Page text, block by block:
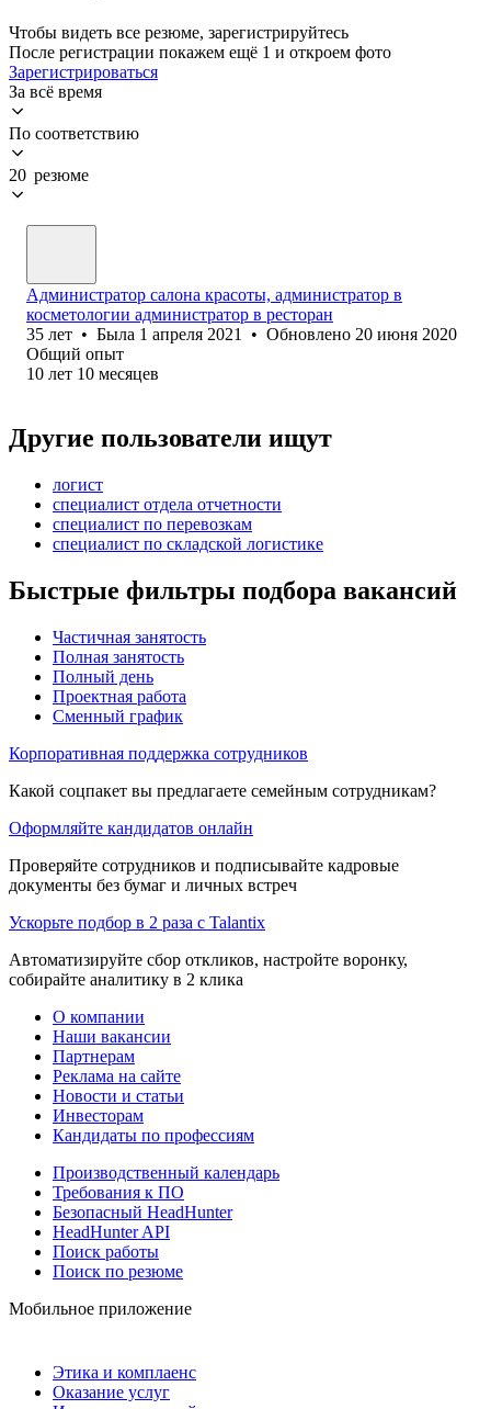
Чтобы видеть все резюме, зарегистрируйтесь
После регистрации покажем ещё 1 и откроем фото
Зарегистрироваться
За всё время
По соответствию
20 резюме
Администратор салона красоты, администратор в
косметологии администратор в ресторан
35 лет • Была 1 апреля 2021 • Обновлено 20 июня 2020
Общий опыт
10 лет 10 месяцев
Другие пользователи ищут
логист
специалист отдела отчетности
специалист по перевозкам
специалист по складской логистике
Быстрые фильтры подбора вакансий
Частичная занятость
Полная занятость
Полный день
Проектная работа
Сменный график
Корпоративная поддержка сотрудников
Какой соцпакет вы предлагаете семейным сотрудникам?
Оформляйте кандидатов онлайн
Проверяйте сотрудников и подписывайте кадровые
документы без бумаг и личных встреч
Ускорьте подбор в 2 раза с Talantix
Автоматизируйте сбор откликов, настройте воронку,
собирайте аналитику в 2 клика
О компании
Наши вакансии
Партнерам
Реклама на сайте
Новости и статьи
Инвесторам
Кандидаты по профессиям
Производственный календарь
Требования к ПО
Безопасный HeadHunter
HeadHunter API
Поиск работы
Поиск по резюме
Мобильное приложение
Этика и комплаенс
Оказание услуг